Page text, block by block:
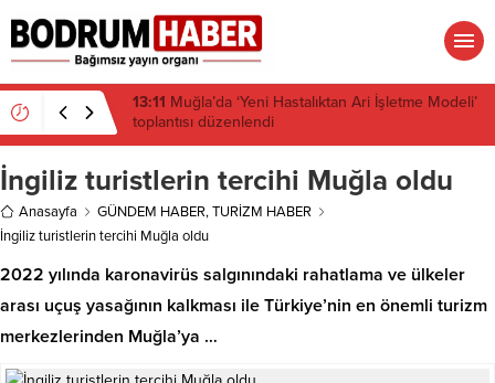
13:10 Çeşitli illerdeki enerji ve altyapı projeleri için
acele kamulaştırma kararı çıktı
İngiliz turistlerin tercihi Muğla oldu
Anasayfa GÜNDEM HABER,TURİZM HABER
İngiliz turistlerin tercihi Muğla oldu
2022 yılında karonavirüs salgınındaki rahatlama ve ülkeler
arası uçuş yasağının kalkması ile Türkiye’nin en önemli turizm
merkezlerinden Muğla’ya …